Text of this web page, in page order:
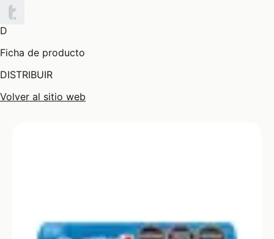
D
Ficha de producto
DISTRIBUIR
Volver al sitio web